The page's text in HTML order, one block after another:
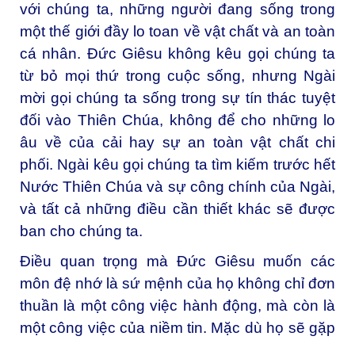
với chúng ta, những người đang sống trong
một thế giới đầy lo toan về vật chất và an toàn
cá nhân. Đức Giêsu không kêu gọi chúng ta
từ bỏ mọi thứ trong cuộc sống, nhưng Ngài
mời gọi chúng ta sống trong sự tín thác tuyệt
đối vào Thiên Chúa, không để cho những lo
âu về của cải hay sự an toàn vật chất chi
phối. Ngài kêu gọi chúng ta tìm kiếm trước hết
Nước Thiên Chúa và sự công chính của Ngài,
và tất cả những điều cần thiết khác sẽ được
ban cho chúng ta.
Điều quan trọng mà Đức Giêsu muốn các
môn đệ nhớ là sứ mệnh của họ không chỉ đơn
thuần là một công việc hành động, mà còn là
một công việc của niềm tin. Mặc dù họ sẽ gặp